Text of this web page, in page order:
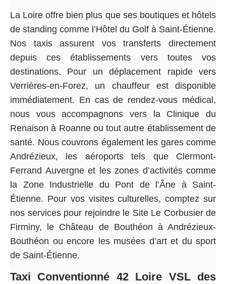
La Loire offre bien plus que ses boutiques et hôtels
de standing comme l’Hôtel du Golf à Saint-Étienne.
Nos taxis assurent vos transferts directement
depuis ces établissements vers toutes vos
destinations. Pour un déplacement rapide vers
Verrières-en-Forez, un chauffeur est disponible
immédiatement. En cas de rendez-vous médical,
nous vous accompagnons vers la Clinique du
Renaison à Roanne ou tout autre établissement de
santé. Nous couvrons également les gares comme
Andrézieux, les aéroports tels que Clermont-
Ferrand Auvergne et les zones d’activités comme
la Zone Industrielle du Pont de l’Âne à Saint-
Étienne. Pour vos visites culturelles, comptez sur
nos services pour rejoindre le Site Le Corbusier de
Firminy, le Château de Bouthéon à Andrézieux-
Bouthéon ou encore les musées d’art et du sport
de Saint-Étienne.
Taxi Conventionné 42 Loire VSL des